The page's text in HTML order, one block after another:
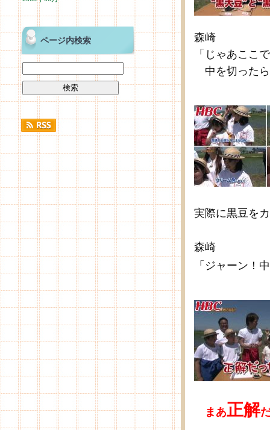
ページ内検索
森崎
「じゃあここ
中を切った
実際に黒豆を
森崎
「ジャーン！
まあ正解